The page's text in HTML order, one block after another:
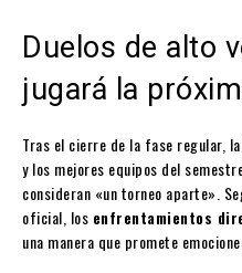
Duelos de alto
jugará la
Tras el cierre de la fase regular,
y los mejores equipos del
consideran «un torneo aparte».
oficial, los enfrentamientos
una manera que promete